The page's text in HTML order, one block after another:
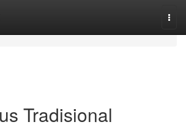
Tradisional